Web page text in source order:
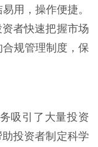
用，操作便捷。
者快速把握市场
规管理制度，保
吸引了大量投资
投资者制定科学